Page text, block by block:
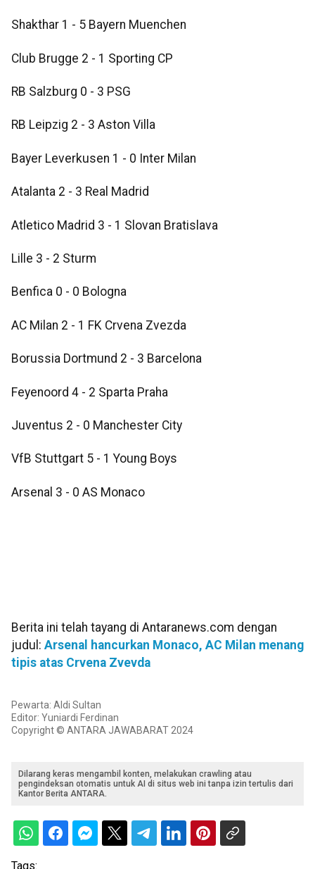
Shakthar 1 - 5 Bayern Muenchen
Club Brugge 2 - 1 Sporting CP
RB Salzburg 0 - 3 PSG
RB Leipzig 2 - 3 Aston Villa
Bayer Leverkusen 1 - 0 Inter Milan
Atalanta 2 - 3 Real Madrid
Atletico Madrid 3 - 1 Slovan Bratislava
Lille 3 - 2 Sturm
Benfica 0 - 0 Bologna
AC Milan 2 - 1 FK Crvena Zvezda
Borussia Dortmund 2 - 3 Barcelona
Feyenoord 4 - 2 Sparta Praha
Juventus 2 - 0 Manchester City
VfB Stuttgart 5 - 1 Young Boys
Arsenal 3 - 0 AS Monaco
Berita ini telah tayang di Antaranews.com dengan
judul: Arsenal hancurkan Monaco, AC Milan menang
tipis atas Crvena Zvevda
Pewarta: Aldi Sultan
Editor: Yuniardi Ferdinan
Copyright © ANTARA JAWABARAT 2024
Dilarang keras mengambil konten, melakukan crawling atau
pengindeksan otomatis untuk AI di situs web ini tanpa izin tertulis dari
Kantor Berita ANTARA.
Tags: